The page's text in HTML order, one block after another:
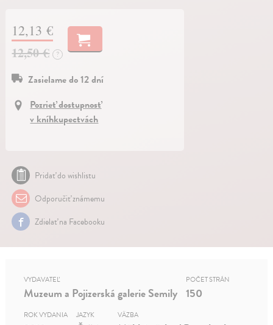
12,13 €
12,50 €
?
Zasielame do 12 dní
Pozrieť dostupnosť
v kníhkupectvách
Pridať do wishlistu
Odporučiť známemu
Zdielať na Facebooku
VYDAVATEĽ
Muzeum a Pojizerská galerie Semily
POČET STRÁN
150
ROK VYDANIA JAZYK VÄZBA